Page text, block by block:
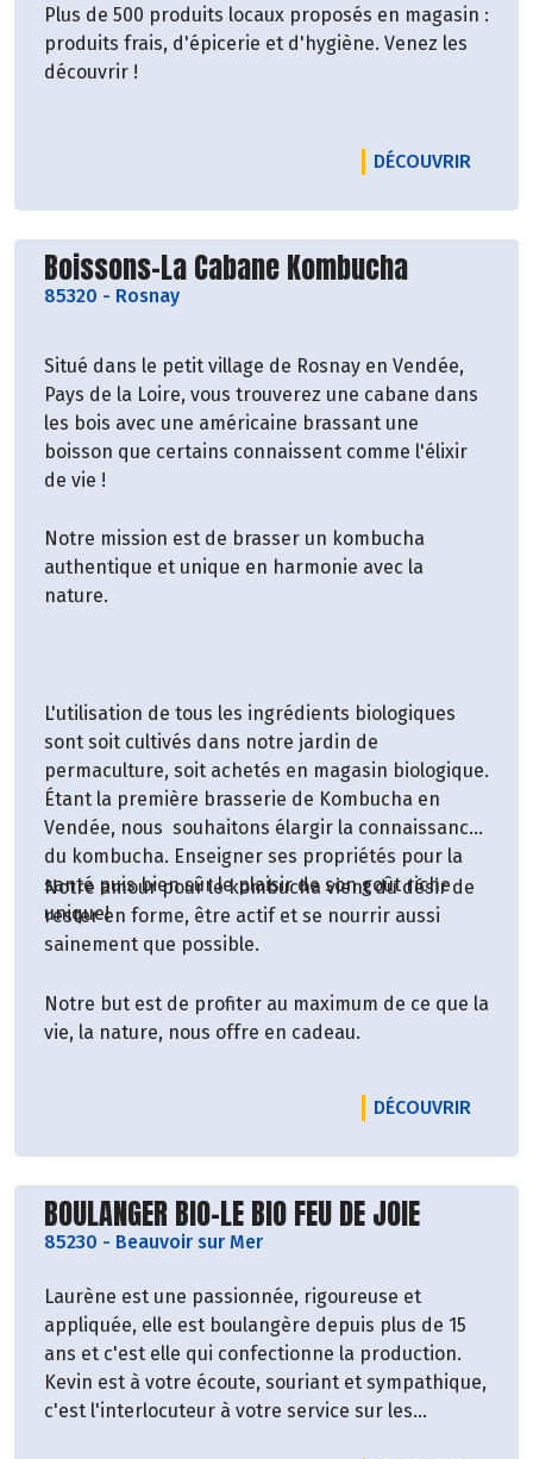
Plus de 500 produits locaux proposés en magasin :
produits frais, d'épicerie et d'hygiène. Venez les
découvrir !
DÉCOUVRIR
Découvrir le producteur
Boissons-La Cabane Kombucha
85320 - Rosnay
Situé dans le petit village de Rosnay en Vendée,
Pays de la Loire, vous trouverez une cabane dans
les bois avec une américaine brassant une
boisson que certains connaissent comme l'élixir
de vie !
Notre mission est de brasser un kombucha
authentique et unique en harmonie avec la
nature.
L'utilisation de tous les ingrédients biologiques
sont soit cultivés dans notre jardin de
permaculture, soit achetés en magasin biologique.
Étant la première brasserie de Kombucha en
Vendée, nous souhaitons élargir la connaissance
du kombucha. Enseigner ses propriétés pour la
santé puis bien sûr le plaisir de son goût riche
unique!
Notre amour pour le kombucha vient du désir de
rester en forme, être actif et se nourrir aussi
sainement que possible.
Notre but est de profiter au maximum de ce que la
vie, la nature, nous offre en cadeau.
DÉCOUVRIR
Découvrir le producteur
BOULANGER BIO-LE BIO FEU DE JOIE
85230 - Beauvoir sur Mer
Laurène est une passionnée, rigoureuse et
appliquée, elle est boulangère depuis plus de 15
ans et c'est elle qui confectionne la production.
Kevin est à votre écoute, souriant et sympathique,
c'est l'interlocuteur à votre service sur les